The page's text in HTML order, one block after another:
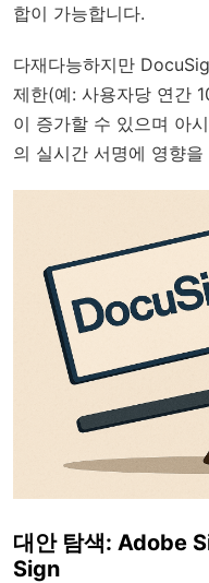
합이 가능합니다.
다재다능하지만
제한(예: 사용자당 연간
이 증가할 수 있으며 아
의 실시간 서명에 영향
대안 탐색: Adobe
Sign